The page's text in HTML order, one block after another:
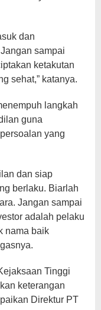
dan
sampai
ketakutan
sehat,” katanya.
langkah
guna
yang
dan siap
berlaku. Biarlah
Jangan sampai
adalah pelaku
nama baik
Tinggi
keterangan
Direktur PT